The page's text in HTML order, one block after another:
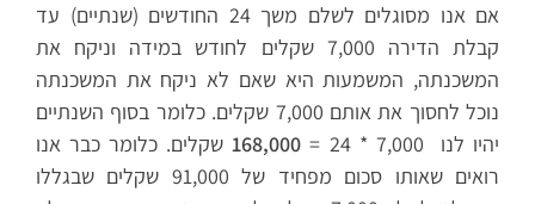
אם אנו מסוגלים לשלם משך 24 החודשים (שנתיים) עד
קבלת הדירה 7,000 שקלים לחודש במידה וניקח את
המשכנתה, המשמעות היא שאם לא ניקח את המשכנתה
נוכל לחסוך את אותם 7,000 שקלים. כלומר בסוף השנתיים
יהיו לנו 7,000 * 24 =
168,000
שקלים. כלומר כבר אנו
רואים שאותו סכום מפחיד של 91,000 שקלים שבגללו